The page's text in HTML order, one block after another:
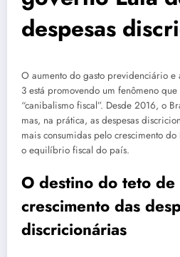
despesas
O aumento do gasto previdenciário e
3 está promovendo um fenômeno
“canibalismo fiscal”. Desde 2016, o
mas, na prática, as despesas
mais consumidas pelo crescimento
o equilíbrio fiscal do país.
O destino do teto de
crescimento das
discricionárias